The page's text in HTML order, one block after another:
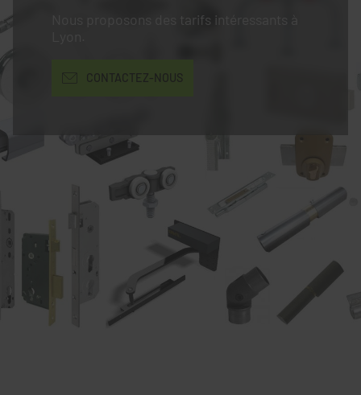
Nous proposons des tarifs intéressants à
CONTACTEZ-NOUS